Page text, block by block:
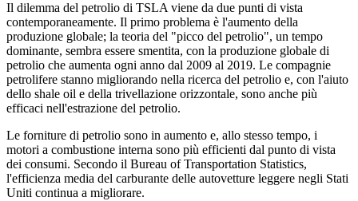
Il dilemma del petrolio di TSLA viene da due punti di vista
contemporaneamente. Il primo problema è l'aumento della
produzione globale; la teoria del "picco del petrolio", un tempo
dominante, sembra essere smentita, con la produzione globale di
petrolio che aumenta ogni anno dal 2009 al 2019. Le compagnie
petrolifere stanno migliorando nella ricerca del petrolio e, con l'aiuto
dello shale oil e della trivellazione orizzontale, sono anche più
efficaci nell'estrazione del petrolio.
Le forniture di petrolio sono in aumento e, allo stesso tempo, i
motori a combustione interna sono più efficienti dal punto di vista
dei consumi. Secondo il Bureau of Transportation Statistics,
l'efficienza media del carburante delle autovetture leggere negli Stati
Uniti continua a migliorare.